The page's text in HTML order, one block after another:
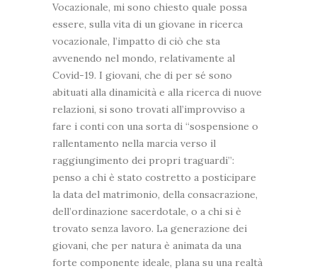
Vocazionale, mi sono chiesto quale possa
essere, sulla vita di un giovane in ricerca
vocazionale, l’impatto di ciò che sta
avvenendo nel mondo, relativamente al
Covid-19. I giovani, che di per sé sono
abituati alla dinamicità e alla ricerca di nuove
relazioni, si sono trovati all’improvviso a
fare i conti con una sorta di “sospensione o
rallentamento nella marcia verso il
raggiungimento dei propri traguardi”:
penso a chi è stato costretto a posticipare
la data del matrimonio, della consacrazione,
dell’ordinazione sacerdotale, o a chi si è
trovato senza lavoro. La generazione dei
giovani, che per natura è animata da una
forte componente ideale, plana su una realtà